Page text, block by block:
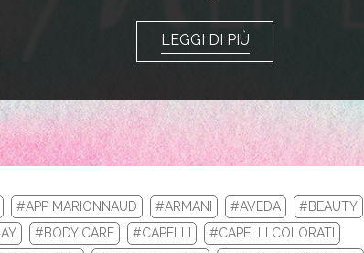
LEGGI DI PIÙ
#APP MARIONNAUD #ARMANI #AVEDA
#BEAUTY
#BODY CARE #CAPELLI
#CAPELLI COLORATI